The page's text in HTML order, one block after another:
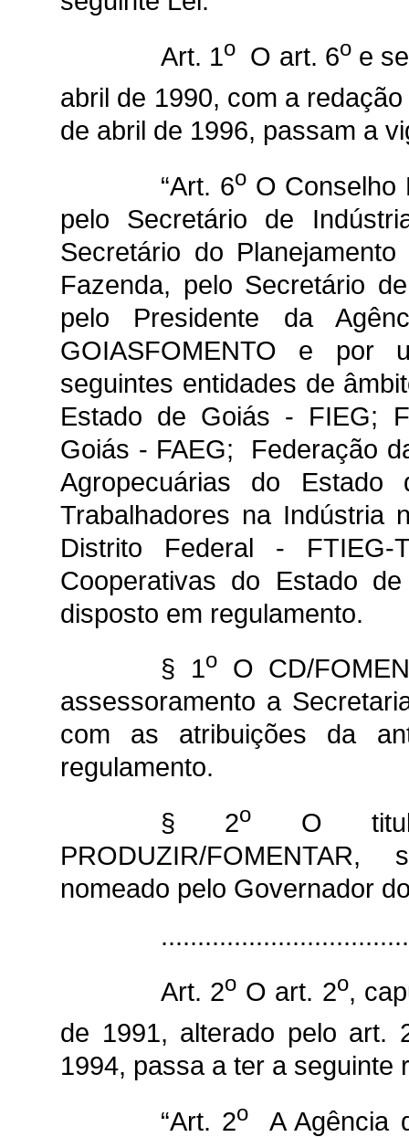
Art. 1o O art. 6oe
abril de 1990, com a
de abril de 1996, passam a
“Art. 6oO Conselho
pelo Secretário de
Secretário do
Fazenda, pelo Secretário
pelo Presidente da
GOIASFOMENTO e por
seguintes entidades de
Estado de Goiás - FIEG;
Goiás - FAEG; Federação
Agropecuárias do
Trabalhadores na Indústria
Distrito Federal - FTIEG-
Cooperativas do Estado
disposto em regulamento.
§ 1oO CD/
assessoramento a
com as atribuições da
regulamento.
§ 2o
O
PRODUZIR/
nomeado pelo Governador
Art. 2o O art. 2o,
de 1991, alterado pelo art.
1994, passa a ter a seguinte
“Art. 2o
A Agência